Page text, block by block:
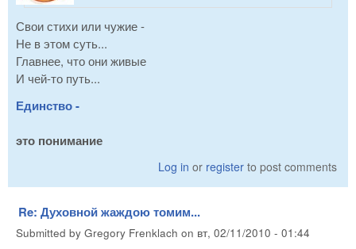
Свои стихи или чужие -
Не в этом суть...
Главнее, что они живые
И чей-то путь...
Единство -
это понимание
Log in or register to post comments
Re: Духовной жаждою томим...
Submitted by Gregory Frenklach on вт, 02/11/2010 - 01:44